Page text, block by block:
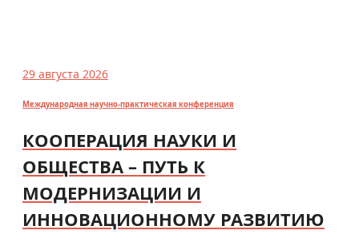
29 августа 2026
Международная научно-практическая конференция
КООПЕРАЦИЯ НАУКИ И
ОБЩЕСТВА – ПУТЬ К
МОДЕРНИЗАЦИИ И
ИННОВАЦИОННОМУ РАЗВИТИЮ